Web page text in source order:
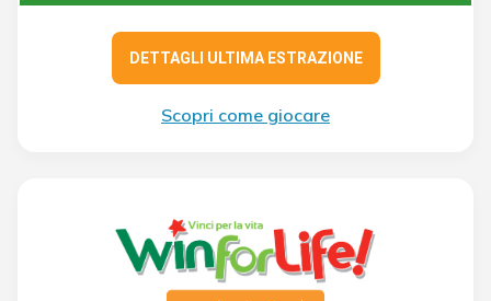
DETTAGLI ULTIMA ESTRAZIONE
Scopri come giocare